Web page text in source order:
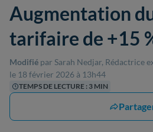
Augmentation
tarifaire de +15
Modifié par Sarah Nedjar, Rédactrice
le 18 février 2026 à 13h44
TEMPS DE LECTURE : 3 MIN